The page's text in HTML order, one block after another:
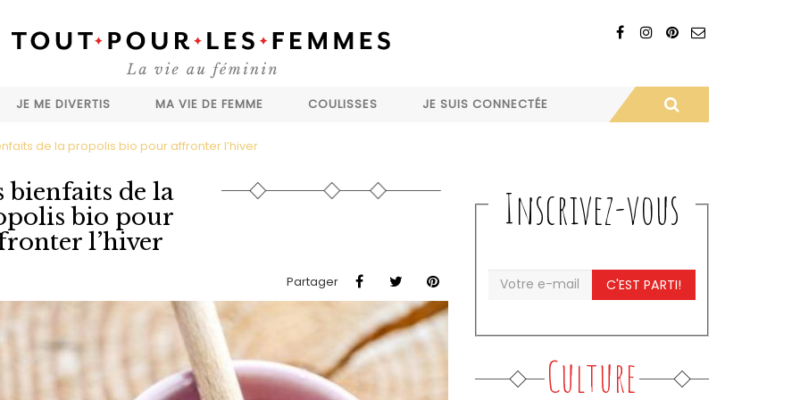
JE ME DIVERTIS MA VIE DE FEMME COULISSES JE SUIS CONNECTÉE
de la propolis bio pour affronter l’hiver
bienfaits de la
bio pour
l’hiver
Partager
Inscrivez-vous
C'EST PARTI!
Culture